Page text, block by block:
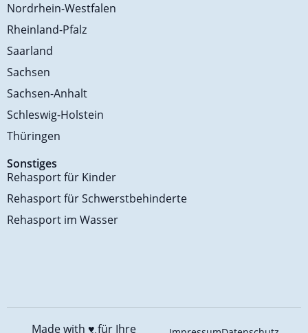
Nordrhein-Westfalen
Rheinland-Pfalz
Saarland
Sachsen
Sachsen-Anhalt
Schleswig-Holstein
Thüringen
Sonstiges
Rehasport für Kinder
Rehasport für Schwerstbehinderte
Rehasport im Wasser
Made with ♥️für Ihre